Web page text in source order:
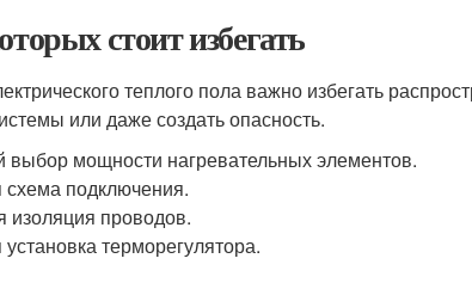
стоит избегать
теплого пола важно избегать
или даже создать опасность.
мощности нагревательных элементов.
подключения.
изоляция проводов.
терморегулятора.